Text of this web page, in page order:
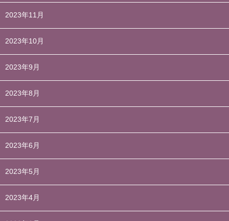
2023年11月
2023年10月
2023年9月
2023年8月
2023年7月
2023年6月
2023年5月
2023年4月